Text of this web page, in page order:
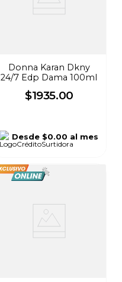
Donna Karan Dkny
24/7 Edp Dama 100ml
$1935.00
Desde $0.00 al mes